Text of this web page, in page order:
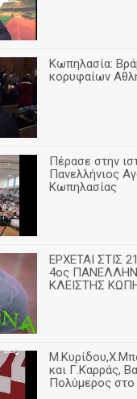
Κωπηλασία:
κορυφαίων
Πέρασε στην
Πανελλήνιος
Κωπηλασίας
ΕΡΧΕΤΑΙ ΣΤΙΣ
4ος
ΚΛΕΙΣΤΗΣ
και Γ.Καρράς,
Πολύμερος